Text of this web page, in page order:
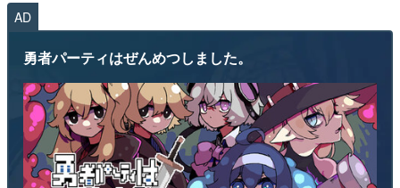
AD
勇者パーティはぜんめつしました。